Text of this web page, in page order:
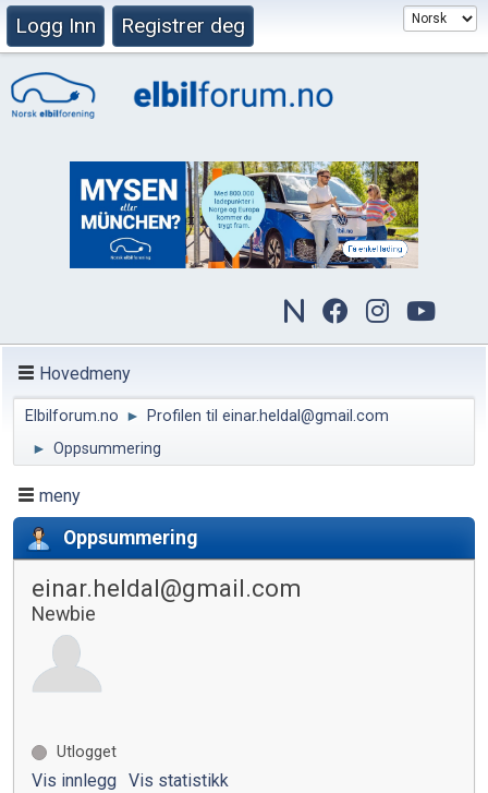
Logg Inn Registrer deg
Hovedmeny
Elbilforum.no ►
Profilen til einar.heldal@gmail.com
► Oppsummering
meny
Oppsummering
einar.heldal@gmail.com
Newbie
Utlogget
Vis innlegg Vis statistikk